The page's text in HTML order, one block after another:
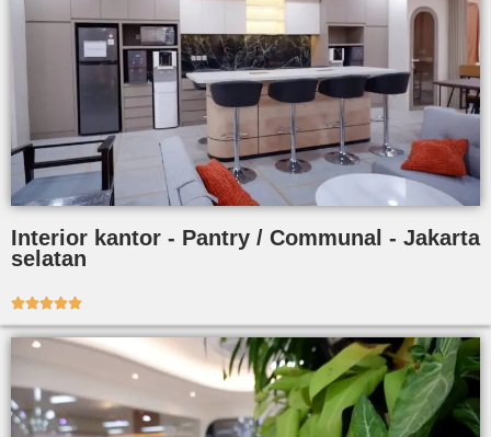
Interior kantor - Pantry / Communal - Jakarta
selatan
